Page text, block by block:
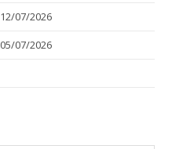
12/07/2026
05/07/2026